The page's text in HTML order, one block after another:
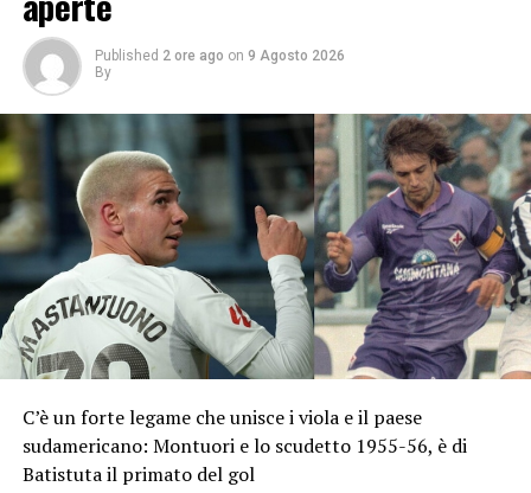
Published 2 ore ago on 9 Agosto 2026
By
C’è un forte legame che unisce i viola e il paese
sudamericano: Montuori e lo scudetto 1955-56, è di
Batistuta il primato del gol